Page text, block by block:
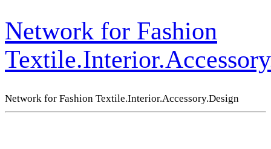
Network for Fashion
Network for Fashion Textile.Interior.Accessory.Design